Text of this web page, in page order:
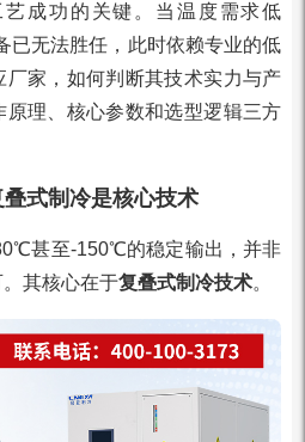
成功的关键。当温度需求低
无法胜任，此时依赖专业的低
家，如何判断其技术实力与产
理、核心参数和选型逻辑三方
式制冷是核心技术
甚至-150℃的稳定输出，并非
其核心在于复叠式制冷技术。